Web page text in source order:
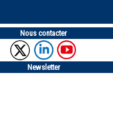
Nous contacter
Newsletter